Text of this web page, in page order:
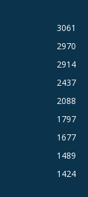
3061
2970
2914
2437
2088
1797
1677
1489
1424